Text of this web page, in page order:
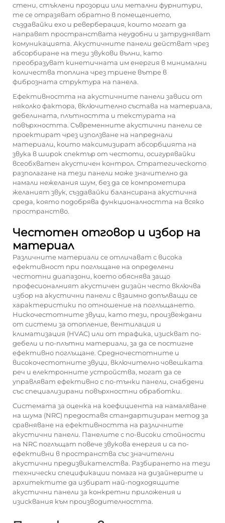
стени, стъклени прозорци или метални фурнитури,
те се отразяват обратно в помещението,
създавайки ехо и реверберация, които могат да
направят пространствата неудобни и затрудняват
комуникацията. Акустичните панели действат чрез
абсорбиране на тези звукови вълни, като
преобразуват кинетичната им енергия в минимални
количества топлина чрез триене вътре в
фиброзната структура на панела.
Ефективността на акустичните панели зависи от
няколко фактора, включително състава на материала,
дебелината, плътността и текстурата на
повърхността. Съвременните акустични панели се
проектират чрез използване на напреднали
материали, които максимизират абсорбцията на
звука в широк спектър от честоти, осигурявайки
всеобхватен акустичен контрол. Стратегическото
разполагане на тези панели може значително да
намали нежелания шум, без да се компрометира
желаният звук, създавайки балансирана акустична
среда, която подобрява функционалността на всяко
пространство.
Честотен отговор и избор на
материал
Различните материали се отличават с висока
ефективност при поглъщане на определени
честотни диапазони, което обяснява защо
професионалният акустичен дизайн често включва
избор на акустични панели с взаимно допълващи се
характеристики по отношение на поглъщането.
Нискочестотните звуци, като тези, произвеждани
от системи за отопление, вентилация и
климатизация (HVAC) или от трафика, изискват по-
дебели и по-плътни материали, за да се постигне
ефективно поглъщане. Средночестотните и
високочестотните звуци, включително човешката
реч и електронните устройства, могат да се
управляват ефективно с по-тънки панели, снабдени
със специализирани повърхностни обработки.
Системата за оценка на коефициента на намаляване
на шума (NRC) предоставя стандартизиран метод за
сравняване на ефективността на различните
акустични панели. Панелите с по-високи стойности
на NRC поглъщат повече звукова енергия и са по-
ефективни в пространства със значителни
акустични предизвикателства. Разбирането на тези
технически спецификации помага на дизайнерите и
архитектите да избират най-подходящите
акустични панели за конкретни приложения и
изисквания към производителността.